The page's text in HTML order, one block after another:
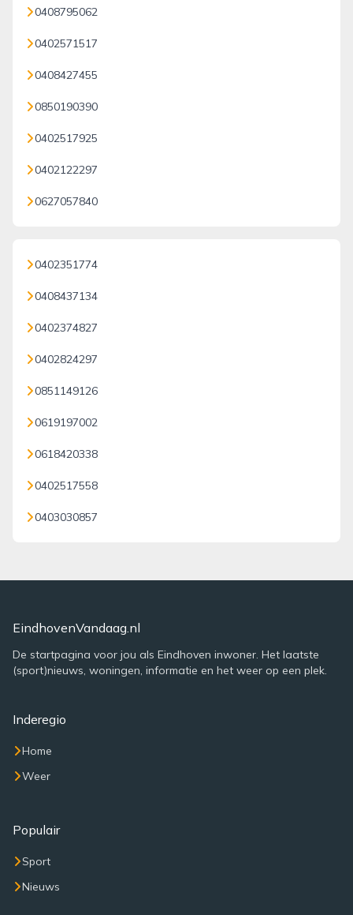
0408795062
0402571517
0408427455
0850190390
0402517925
0402122297
0627057840
0402351774
0408437134
0402374827
0402824297
0851149126
0619197002
0618420338
0402517558
0403030857
EindhovenVandaag.nl
De startpagina voor jou als Eindhoven inwoner. Het laatste
(sport)nieuws, woningen, informatie en het weer op een plek.
Inderegio
Home
Weer
Populair
Sport
Nieuws